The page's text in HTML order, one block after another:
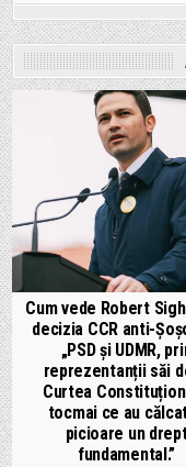
Cum vede Robert
decizia CCR anti-
„PSD și UDMR,
reprezentanții săi
Curtea
tocmai ce au
picioare un
fundamental.”